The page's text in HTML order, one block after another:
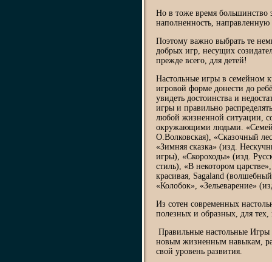
Но в тоже время большинство
наполненность,
Поэтому важно выбрать те
добрых игр, несущих
прежде всего, для детей!
Настольные игры в семейном
игровой форме донести до
увидеть достоинства и
игры и правильно
любой жизненной ситуации,
окружающими людьми.
О.Волковская), «Сказочный
«Зимняя сказка» (изд.
игры), «Скороходы» (изд.
стиль), «В некотором
красивая, Sagaland
«Колобок», «Зельеварение»
Из сотен современных
полезных и образных, для тех,
Правильные настольные
новым жизненным навыкам,
свой уровень развития.